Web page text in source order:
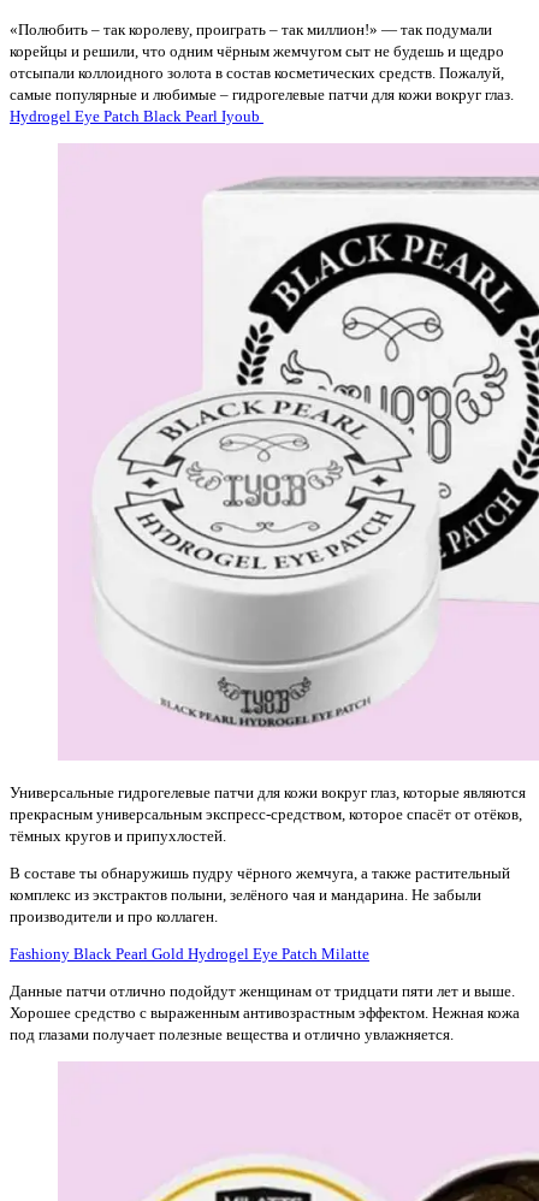
«Полюбить – так королеву, проиграть – так миллион!» — так подумали
корейцы и решили, что одним чёрным жемчугом сыт не будешь и щедро
отсыпали коллоидного золота в состав косметических средств. Пожалуй,
самые популярные и любимые – гидрогелевые патчи для кожи вокруг глаз.
Hydrogel Eye Patch Black Pearl Iyoub
Универсальные гидрогелевые патчи для кожи вокруг глаз, которые являются
прекрасным универсальным экспресс-средством, которое спасёт от отёков,
тёмных кругов и припухлостей.
В составе ты обнаружишь пудру чёрного жемчуга, а также растительный
комплекс из экстрактов полыни, зелёного чая и мандарина. Не забыли
производители и про коллаген.
Fashiony Black Pearl Gold Hydrogel Eye Patch Milatte
Данные патчи отлично подойдут женщинам от тридцати пяти лет и выше.
Хорошее средство с выраженным антивозрастным эффектом. Нежная кожа
под глазами получает полезные вещества и отлично увлажняется.